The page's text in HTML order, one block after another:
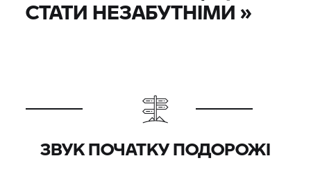
СТАТИ НЕЗАБУТНІМИ »
ЗВУК ПОЧАТКУ ПОДОРОЖІ